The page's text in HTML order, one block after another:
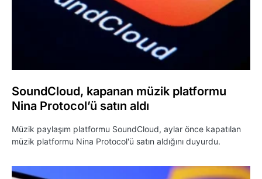
SoundCloud, kapanan müzik platformu
Nina Protocol’ü satın aldı
Müzik paylaşım platformu SoundCloud, aylar önce kapatılan
müzik platformu Nina Protocol'ü satın aldığını duyurdu.